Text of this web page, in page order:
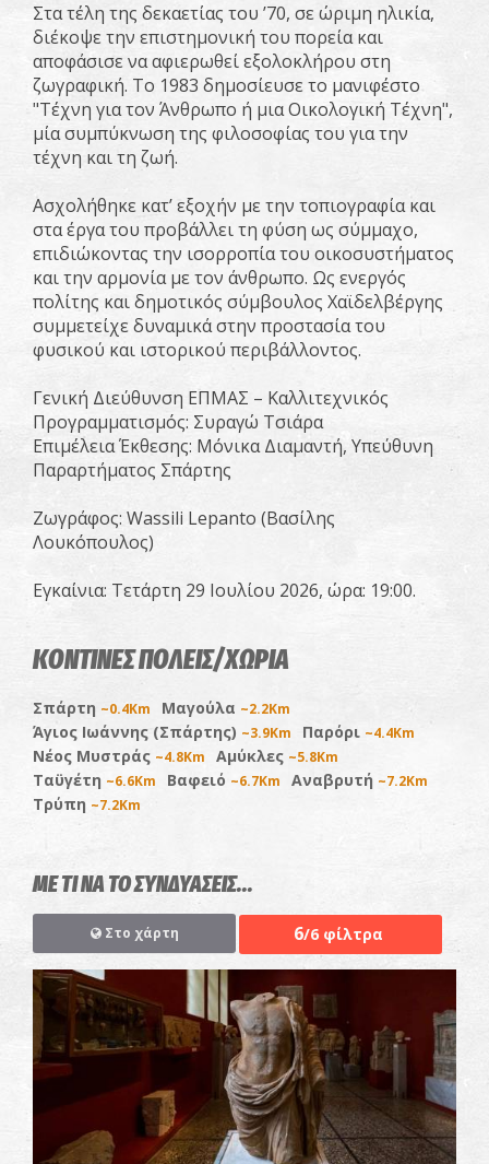
Στα τέλη της δεκαετίας του ’70, σε ώριμη ηλικία,
διέκοψε την επιστημονική του πορεία και
αποφάσισε να αφιερωθεί εξολοκλήρου στη
ζωγραφική. Το 1983 δημοσίευσε το μανιφέστο
"Τέχνη για τον Άνθρωπο ή μια Οικολογική Τέχνη",
μία συμπύκνωση της φιλοσοφίας του για την
τέχνη και τη ζωή.
Ασχολήθηκε κατ’ εξοχήν με την τοπιογραφία και
στα έργα του προβάλλει τη φύση ως σύμμαχο,
επιδιώκοντας την ισορροπία του οικοσυστήματος
και την αρμονία με τον άνθρωπο. Ως ενεργός
πολίτης και δημοτικός σύμβουλος Χαϊδελβέργης
συμμετείχε δυναμικά στην προστασία του
φυσικού και ιστορικού περιβάλλοντος.
Γενική Διεύθυνση ΕΠΜΑΣ – Καλλιτεχνικός
Προγραμματισμός: Συραγώ Τσιάρα
Επιμέλεια Έκθεσης: Μόνικα Διαμαντή, Υπεύθυνη
Παραρτήματος Σπάρτης
Ζωγράφος: Wassili Lepanto (Βασίλης
Λουκόπουλος)
Εγκαίνια: Τετάρτη 29 Ιουλίου 2026, ώρα: 19:00.
ΚΟΝΤΙΝΕΣ ΠΟΛΕΙΣ/ΧΩΡΙΑ
Σπάρτη ~0.4Km Μαγούλα ~2.2Km
Άγιος Ιωάννης (Σπάρτης) ~3.9Km Παρόρι ~4.4Km
Νέος Μυστράς ~4.8Km Αμύκλες ~5.8Km
Ταϋγέτη ~6.6Km Βαφειό ~6.7Km Αναβρυτή ~7.2Km
Τρύπη ~7.2Km
ΜΕ ΤΙ ΝΑ ΤΟ ΣΥΝΔΥΑΣΕΙΣ...
Στο χάρτη 6/6 φίλτρα